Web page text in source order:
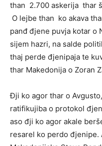
than 2.700 askerija thar
О lejbe than ko akava
panđ đjene puvja kotar o
sijem hazri, na salde
thaj perde đjenipaja te
thar Makedonija o Zoran
Đji ko agor thar o
ratifikujiba o protokol
aso đji ko agor akale
resarel ko perdo đjenipe.